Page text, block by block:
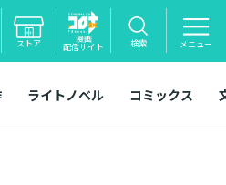
ストア 漫画
配信サイト 検索 メニュー
ライトノベル コミックス